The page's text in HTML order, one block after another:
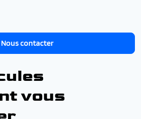
Nous contacter
vous